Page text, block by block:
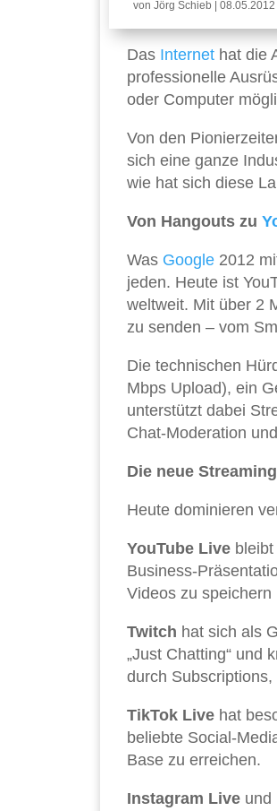
von Jörg Schieb 08.05.2012
Das Internet hat die
professionelle
oder Computer
Von den
sich eine ganze
wie hat sich diese
Von Hangouts zu
Was Google 2012
jeden. Heute ist
weltweit. Mit über 2
zu senden – vom
Die technischen
Mbps Upload), ein
unterstützt dabei
Chat-Moderation
Die neue
Heute dominieren
YouTube Live
Business-
Videos zu
Twitch hat sich als
„Just Chatting“ und
durch
TikTok Live hat
beliebte Social-
Base zu erreichen.
Instagram Live und